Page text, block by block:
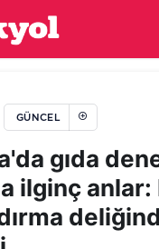
GÜNCEL
gıda
ilginç
Fatih Altaylı'ya